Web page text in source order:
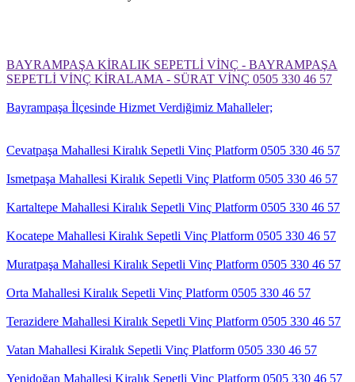
BAYRAMPAŞA KİRALIK SEPETLİ VİNÇ - BAYRAMPAŞA
SEPETLİ VİNÇ KİRALAMA - SÜRAT VİNÇ 0505 330 46 57
Bayrampaşa İlçesinde Hizmet Verdiğimiz Mahalleler;
Cevatpaşa Mahallesi Kiralık Sepetli Vinç Platform 0505 330 46 57
Ismetpaşa Mahallesi Kiralık Sepetli Vinç Platform 0505 330 46 57
Kartaltepe Mahallesi Kiralık Sepetli Vinç Platform 0505 330 46 57
Kocatepe Mahallesi Kiralık Sepetli Vinç Platform 0505 330 46 57
Muratpaşa Mahallesi Kiralık Sepetli Vinç Platform 0505 330 46 57
Orta Mahallesi Kiralık Sepetli Vinç Platform 0505 330 46 57
Terazidere Mahallesi Kiralık Sepetli Vinç Platform 0505 330 46 57
Vatan Mahallesi Kiralık Sepetli Vinç Platform 0505 330 46 57
Yenidoğan Mahallesi Kiralık Sepetli Vinç Platform 0505 330 46 57